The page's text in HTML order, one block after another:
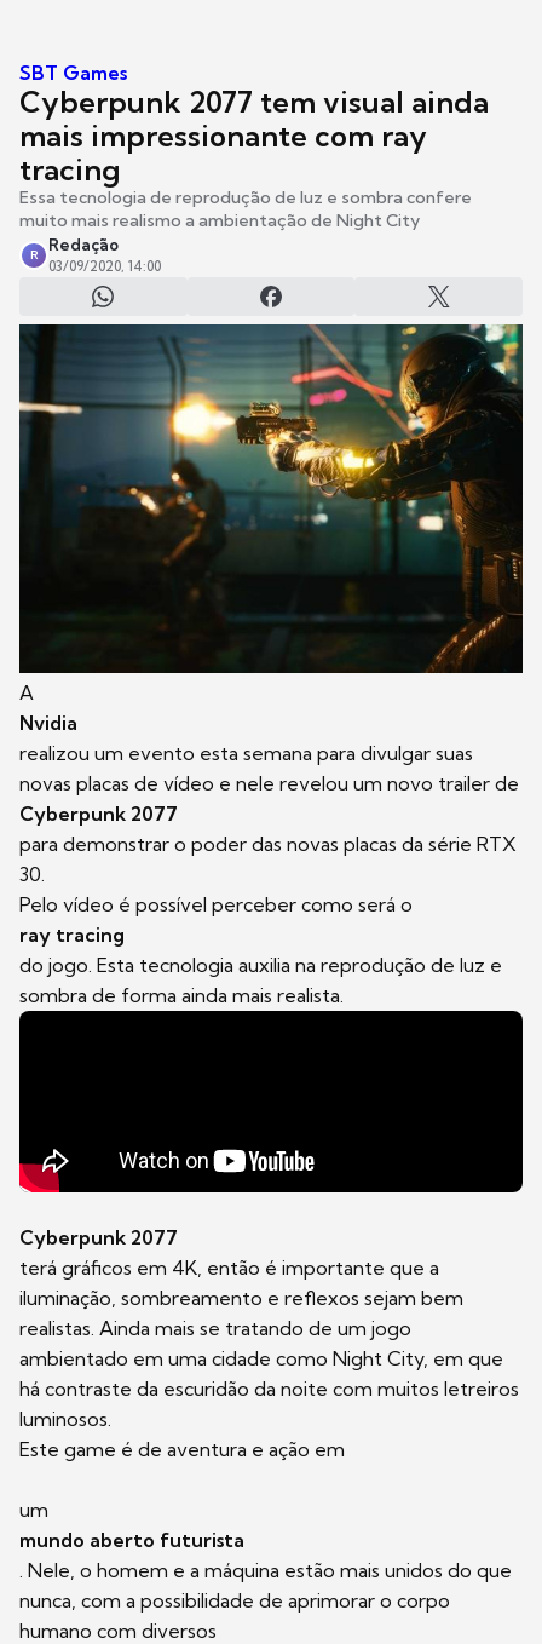
SBT Games
Cyberpunk 2077 tem visual ainda
mais impressionante com ray
tracing
Essa tecnologia de reprodução de luz e sombra confere
muito mais realismo a ambientação de Night City
R
Redação
03/09/2020, 14:00
A
Nvidia
realizou um evento esta semana para divulgar suas
novas placas de vídeo e nele revelou um novo trailer de
Cyberpunk 2077
para demonstrar o poder das novas placas da série RTX
30.
Pelo vídeo é possível perceber como será o
ray tracing
do jogo. Esta tecnologia auxilia na reprodução de luz e
sombra de forma ainda mais realista.
Cyberpunk 2077
terá gráficos em 4K, então é importante que a
iluminação, sombreamento e reflexos sejam bem
realistas. Ainda mais se tratando de um jogo
ambientado em uma cidade como Night City, em que
há contraste da escuridão da noite com muitos letreiros
luminosos.
Este game é de aventura e ação em
um
mundo aberto futurista
. Nele, o homem e a máquina estão mais unidos do que
nunca, com a possibilidade de aprimorar o corpo
humano com diversos